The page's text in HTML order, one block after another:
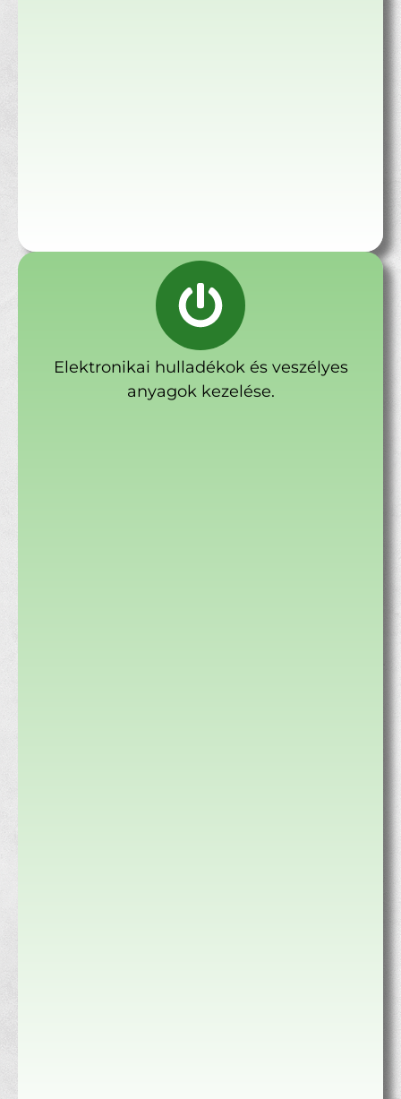
Elektronikai hulladékok és veszélyes
anyagok kezelése.